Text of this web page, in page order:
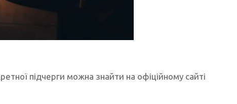
підчерги можна знайти на офіційному сайті